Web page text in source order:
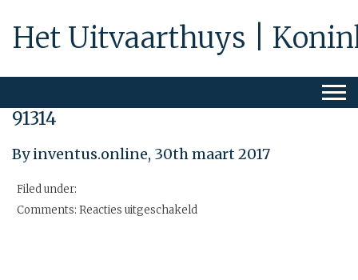
Het Uitvaarthuys |
91314
By inventus.online, 30th maart 2017
Filed under:
Comments: Reacties uitgeschakeld